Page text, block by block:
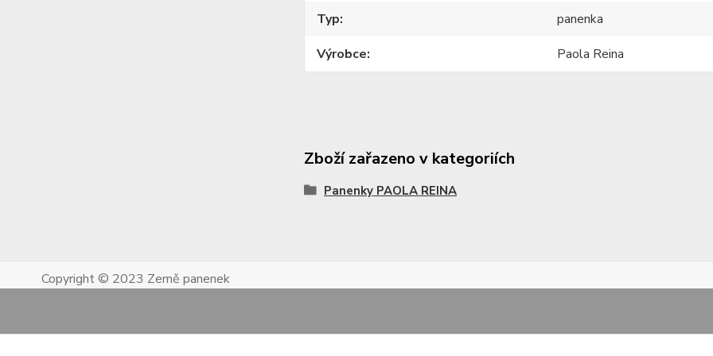
Typ
panenka
Výrobce
Paola Reina
Zboží zařazeno v kategoriích
Panenky PAOLA REINA
Copyright © 2023 Země panenek